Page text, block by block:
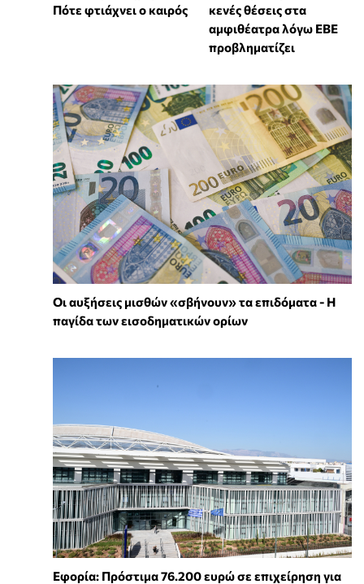
Πότε φτιάχνει ο καιρός
κενές θέσεις στα
αμφιθέατρα λόγω ΕΒΕ
προβληματίζει
Οι αυξήσεις μισθών «σβήνουν» τα επιδόματα - Η
παγίδα των εισοδηματικών ορίων
Εφορία: Πρόστιμα 76.200 ευρώ σε επιχείρηση για